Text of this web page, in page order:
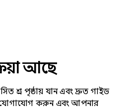
আছে
প্রশ্ন পৃষ্ঠায় যান এবং দ্রুত গাইড
যোগাযোগ করুন এবং আপনার